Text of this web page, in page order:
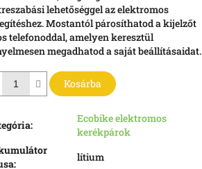
lehetőséggel az elektromos
Mostantól párosíthatod a kijelzőt
telefonoddal, amelyen keresztül
megadhatod a saját beállításaidat.
Kosárba
:
Ecobike elektromos
kerékpárok
:
lítium